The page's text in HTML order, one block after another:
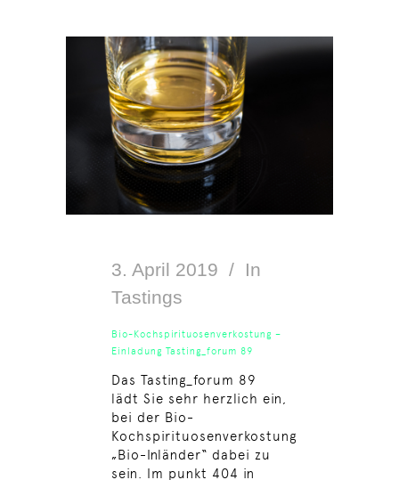
3. April 2019
In
Tastings
Bio-Kochspirituosenverkostung –
Einladung Tasting_forum 89
Das Tasting_forum 89
lädt Sie sehr herzlich ein,
bei der Bio-
Kochspirituosenverkostung
„Bio-Inländer“ dabei zu
sein. Im punkt 404 in